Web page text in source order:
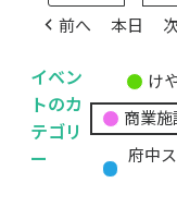
前へ 本日
イベン
トのカ
テゴリ
ー
題
カ
け
商業
府中